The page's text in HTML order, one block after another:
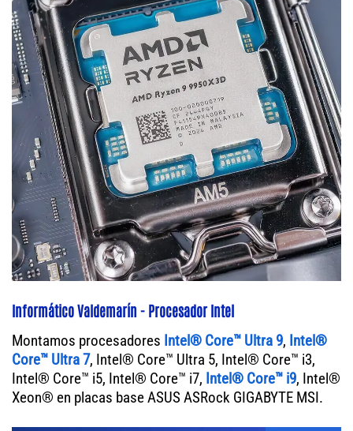
Informático Valdemarín - Procesador Intel
Montamos procesadores Intel® Core™ Ultra 9, Intel®
Core™ Ultra 7, Intel® Core™ Ultra 5, Intel® Core™ i3,
Intel® Core™ i5, Intel® Core™ i7, Intel® Core™ i9, Intel®
Xeon® en placas base ASUS ASRock GIGABYTE MSI.